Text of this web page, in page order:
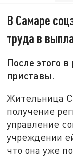
В Самаре
труда в
После этого
приставы.
Жительница
получение
управление
учреждении
что она уже